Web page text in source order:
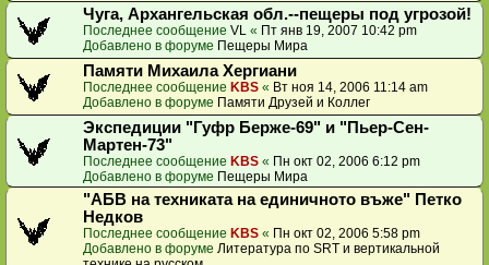
Чуга, Архангельская обл.--пещеры под угрозой!
Последнее сообщение VL « Пт янв 19, 2007 10:42 pm
Добавлено в форуме Пещеры Мира
Памяти Михаила Хергиани
Последнее сообщение KBS « Вт ноя 14, 2006 11:14 am
Добавлено в форуме Памяти Друзей и Коллег
Экспедиции "Гуфр Берже-69" и "Пьер-Сен-
Мартен-73"
Последнее сообщение KBS « Пн окт 02, 2006 6:12 pm
Добавлено в форуме Пещеры Мира
"АБВ на техниката на единичното въже" Петко
Недков
Последнее сообщение KBS « Пн окт 02, 2006 5:58 pm
Добавлено в форуме Литература по SRT и вертикальной